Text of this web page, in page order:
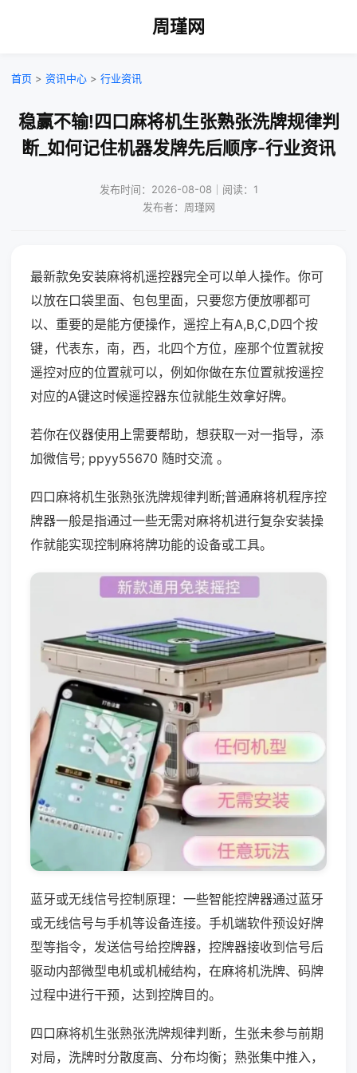
周瑾网
首页 > 资讯中心 > 行业资讯
稳赢不输!四口麻将机生张熟张洗牌规律判
断_如何记住机器发牌先后顺序-行业资讯
发布时间：2026-08-08｜阅读：1
发布者：周瑾网
最新款免安装麻将机遥控器完全可以单人操作。你可
以放在口袋里面、包包里面，只要您方便放哪都可
以、重要的是能方便操作，遥控上有A,B,C,D四个按
键，代表东，南，西，北四个方位，座那个位置就按
遥控对应的位置就可以，例如你做在东位置就按遥控
对应的A键这时候遥控器东位就能生效拿好牌。
若你在仪器使用上需要帮助，想获取一对一指导，添
加微信号; ppyy55670 随时交流 。
四口麻将机生张熟张洗牌规律判断;普通麻将机程序控
牌器一般是指通过一些无需对麻将机进行复杂安装操
作就能实现控制麻将牌功能的设备或工具。
蓝牙或无线信号控制原理：一些智能控牌器通过蓝牙
或无线信号与手机等设备连接。手机端软件预设好牌
型等指令，发送信号给控牌器，控牌器接收到信号后
驱动内部微型电机或机械结构，在麻将机洗牌、码牌
过程中进行干预，达到控牌目的。
四口麻将机生张熟张洗牌规律判断，生张未参与前期
对局，洗牌时分散度高、分布均衡；熟张集中推入，